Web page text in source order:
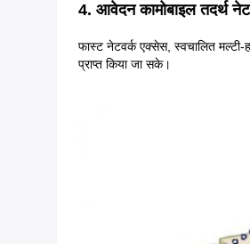
4. आवेदन कामोबाइल तदर्थ
फास्ट नेटवर्क एक्सेस, स्वचालित मल्टी-
प्राप्त किया जा सके।